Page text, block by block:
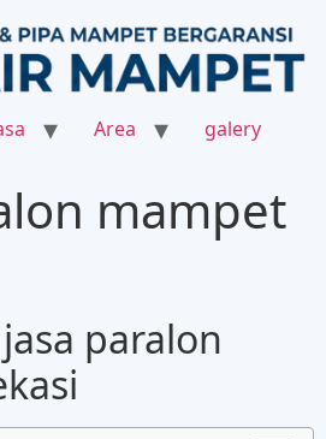
Area galery
mampet
paralon